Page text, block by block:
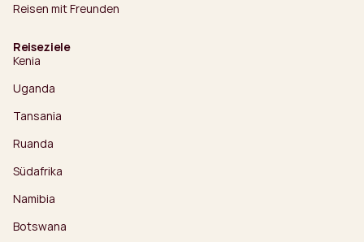
Reisen mit Freunden
Reiseziele
Kenia
Uganda
Tansania
Ruanda
Südafrika
Namibia
Botswana